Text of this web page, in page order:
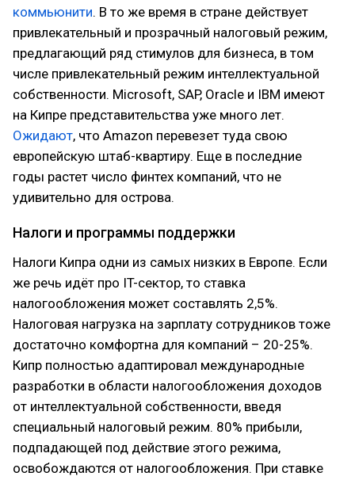
коммьюнити. В то же время в стране действует
привлекательный и прозрачный налоговый режим,
предлагающий ряд стимулов для бизнеса, в том
числе привлекательный режим интеллектуальной
собственности. Microsoft, SAP, Oracle и IBM имеют
на Кипре представительства уже много лет.
Ожидают, что Amazon перевезет туда свою
европейскую штаб-квартиру. Еще в последние
годы растет число финтех компаний, что не
удивительно для острова.
Налоги и программы поддержки
Налоги Кипра одни из самых низких в Европе. Если
же речь идёт про IT-сектор, то ставка
налогообложения может составлять 2,5%.
Налоговая нагрузка на зарплату сотрудников тоже
достаточно комфортна для компаний – 20-25%.
Кипр полностью адаптировал международные
разработки в области налогообложения доходов
от интеллектуальной собственности, введя
специальный налоговый режим. 80% прибыли,
подпадающей под действие этого режима,
освобождаются от налогообложения. При ставке